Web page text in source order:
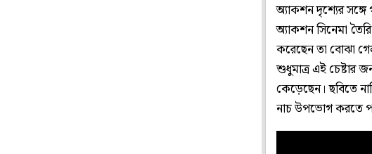
অ্যাকশন দৃশ্যের
অ্যাকশন সিনেমা
করেছেন তা বোঝা
শুধুমাত্র এই চেষ্টার
কেড়েছেন। ছবিতে
নাচ উপভোগ করতে